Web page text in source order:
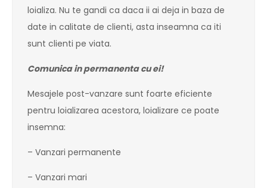
loializa. Nu te gandi ca daca ii ai deja in baza de
date in calitate de clienti, asta inseamna ca iti
sunt clienti pe viata.
Comunica in permanenta cu ei!
Mesajele post-vanzare sunt foarte eficiente
pentru loializarea acestora, loializare ce poate
insemna:
– Vanzari permanente
– Vanzari mari